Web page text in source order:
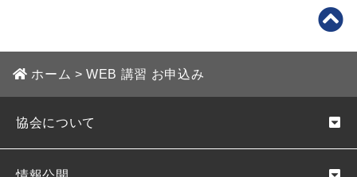
ホーム >WEB 講習 お申込み
協会について